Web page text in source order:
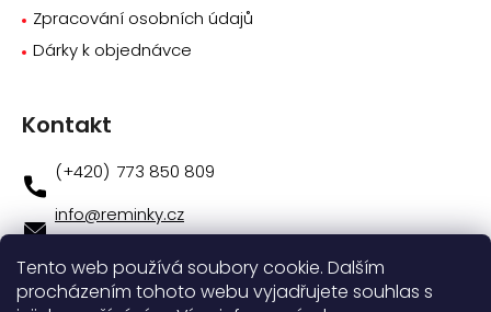
Tento web používá soubory cookie. Dalším
procházením tohoto webu vyjadřujete souhlas s
Zpracování osobních údajů
Dárky k objednávce
Kontakt
info@reminky.cz
773 850 809
773 850 809
Novinky na facebooku